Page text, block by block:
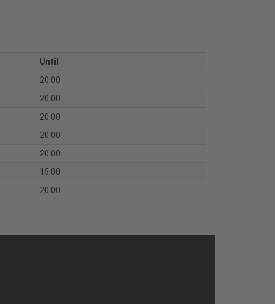
Until
20:00
20:00
20:00
20:00
20:00
15:00
20:00